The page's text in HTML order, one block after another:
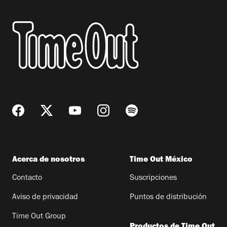
Acerca de nosotros
Contacto
Aviso de privacidad
Time Out Group
Time Out México
Suscripciones
Puntos de distribución